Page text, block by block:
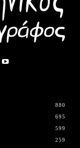
880
695
599
259